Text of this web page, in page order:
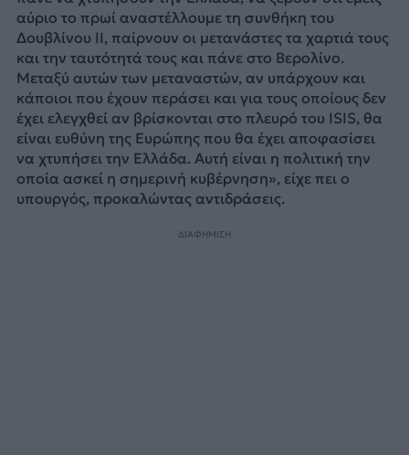
αύριο το πρωί αναστέλλουμε τη συνθήκη του
Δουβλίνου ΙΙ, παίρνουν οι μετανάστες τα χαρτιά τους
και την ταυτότητά τους και πάνε στο Βερολίνο.
Μεταξύ αυτών των μεταναστών, αν υπάρχουν και
κάποιοι που έχουν περάσει και για τους οποίους δεν
έχει ελεγχθεί αν βρίσκονται στο πλευρό του ISIS, θα
είναι ευθύνη της Ευρώπης που θα έχει αποφασίσει
να χτυπήσει την Ελλάδα. Αυτή είναι η πολιτική την
οποία ασκεί η σημερινή κυβέρνηση», είχε πει ο
υπουργός, προκαλώντας αντιδράσεις.
ΔΙΑΦΗΜΙΣΗ